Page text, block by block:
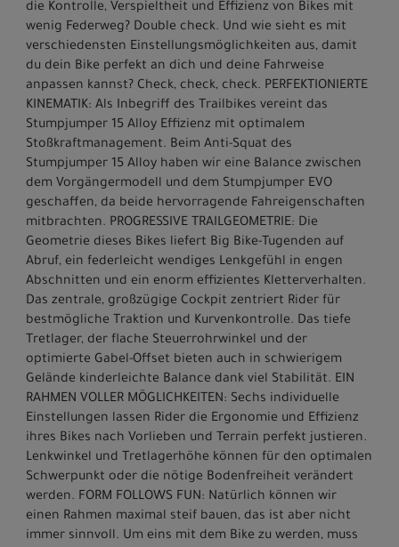
die Kontrolle, Verspieltheit und Effizienz von Bikes mit
wenig Federweg? Double check. Und wie sieht es mit
verschiedensten Einstellungsmöglichkeiten aus, damit
du dein Bike perfekt an dich und deine Fahrweise
anpassen kannst? Check, check, check. PERFEKTIONIERTE
KINEMATIK: Als Inbegriff des Trailbikes vereint das
Stumpjumper 15 Alloy Effizienz mit optimalem
Stoßkraftmanagement. Beim Anti-Squat des
Stumpjumper 15 Alloy haben wir eine Balance zwischen
dem Vorgängermodell und dem Stumpjumper EVO
geschaffen, da beide hervorragende Fahreigenschaften
mitbrachten. PROGRESSIVE TRAILGEOMETRIE: Die
Geometrie dieses Bikes liefert Big Bike-Tugenden auf
Abruf, ein federleicht wendiges Lenkgefühl in engen
Abschnitten und ein enorm effizientes Kletterverhalten.
Das zentrale, großzügige Cockpit zentriert Rider für
bestmögliche Traktion und Kurvenkontrolle. Das tiefe
Tretlager, der flache Steuerrohrwinkel und der
optimierte Gabel-Offset bieten auch in schwierigem
Gelände kinderleichte Balance dank viel Stabilität. EIN
RAHMEN VOLLER MÖGLICHKEITEN: Sechs individuelle
Einstellungen lassen Rider die Ergonomie und Effizienz
ihres Bikes nach Vorlieben und Terrain perfekt justieren.
Lenkwinkel und Tretlagerhöhe können für den optimalen
Schwerpunkt oder die nötige Bodenfreiheit verändert
werden. FORM FOLLOWS FUN: Natürlich können wir
einen Rahmen maximal steif bauen, das ist aber nicht
immer sinnvoll. Um eins mit dem Bike zu werden, muss